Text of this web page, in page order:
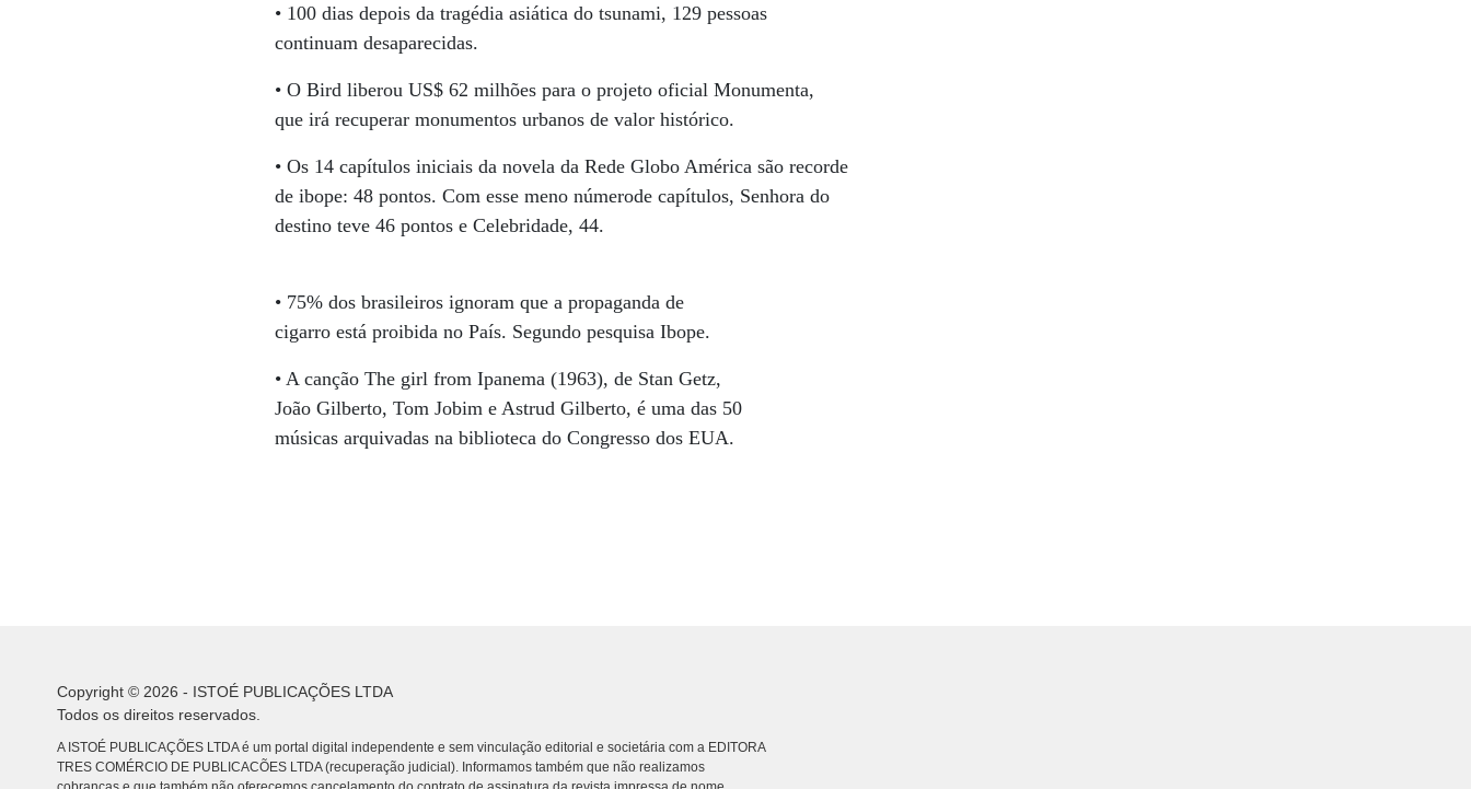
• 100 dias depois da tragédia asiática do tsunami, 129 pessoas
continuam desaparecidas.
• O Bird liberou US$ 62 milhões para o projeto oficial Monumenta,
que irá recuperar monumentos urbanos de valor histórico.
• Os 14 capítulos iniciais da novela da Rede Globo América são recorde
de ibope: 48 pontos. Com esse meno númerode capítulos, Senhora do
destino teve 46 pontos e Celebridade, 44.
• 75% dos brasileiros ignoram que a propaganda de
cigarro está proibida no País. Segundo pesquisa Ibope.
• A canção The girl from Ipanema (1963), de Stan Getz,
João Gilberto, Tom Jobim e Astrud Gilberto, é uma das 50
músicas arquivadas na biblioteca do Congresso dos EUA.
Copyright © 2026 - ISTOÉ PUBLICAÇÕES LTDA
Todos os direitos reservados.
A ISTOÉ PUBLICAÇÕES LTDA é um portal digital independente e sem vinculação editorial e societária com a EDITORA
TRES COMÉRCIO DE PUBLICACÕES LTDA (recuperação judicial). Informamos também que não realizamos